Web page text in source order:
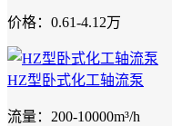
价格：0.61-4.12万
HZ型卧式化工轴流泵
流量：200-10000m³/h